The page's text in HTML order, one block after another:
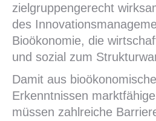
zielgruppengerecht
des
Bioökonomie, die
und sozial zum
Damit aus
Erkenntnissen
müssen zahlreiche